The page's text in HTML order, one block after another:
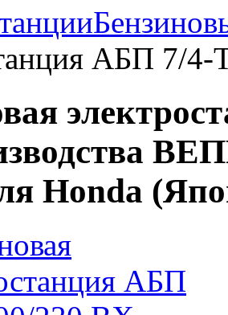
АБП 7/
Honda